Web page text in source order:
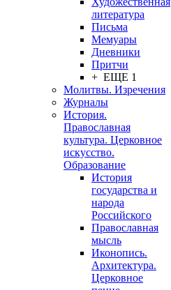
литература
Письма
Мемуары
Дневники
Притчи
+ ЕЩЕ 1
Молитвы. Изречения
Журналы
История.
Православная
культура. Церковное
искусство.
Образование
История
государства и
народа
Российского
Православная
мысль
Иконопись.
Архитектура.
Церковное